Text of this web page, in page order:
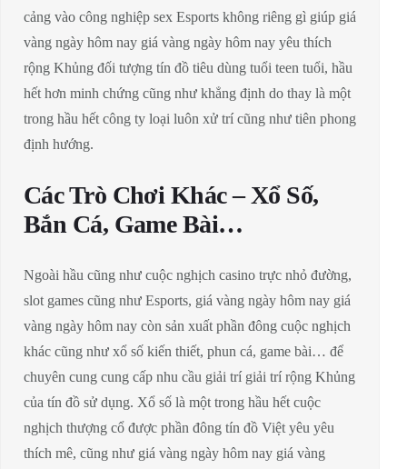
cảng vào công nghiệp sex Esports không riêng gì giúp giá
vàng ngày hôm nay giá vàng ngày hôm nay yêu thích
rộng Khủng đối tượng tín đồ tiêu dùng tuổi teen tuổi, hầu
hết hơn minh chứng cũng như khẳng định do thay là một
trong hầu hết công ty loại luôn xử trí cũng như tiên phong
định hướng.
Các Trò Chơi Khác – Xổ Số,
Bắn Cá, Game Bài…
Ngoài hầu cũng như cuộc nghịch casino trực nhỏ đường,
slot games cũng như Esports, giá vàng ngày hôm nay giá
vàng ngày hôm nay còn sản xuất phần đông cuộc nghịch
khác cũng như xổ số kiến thiết, phun cá, game bài… để
chuyên cung cung cấp nhu cầu giải trí giải trí rộng Khủng
của tín đồ sử dụng. Xổ số là một trong hầu hết cuộc
nghịch thượng cổ được phần đông tín đồ Việt yêu yêu
thích mê, cũng như giá vàng ngày hôm nay giá vàng